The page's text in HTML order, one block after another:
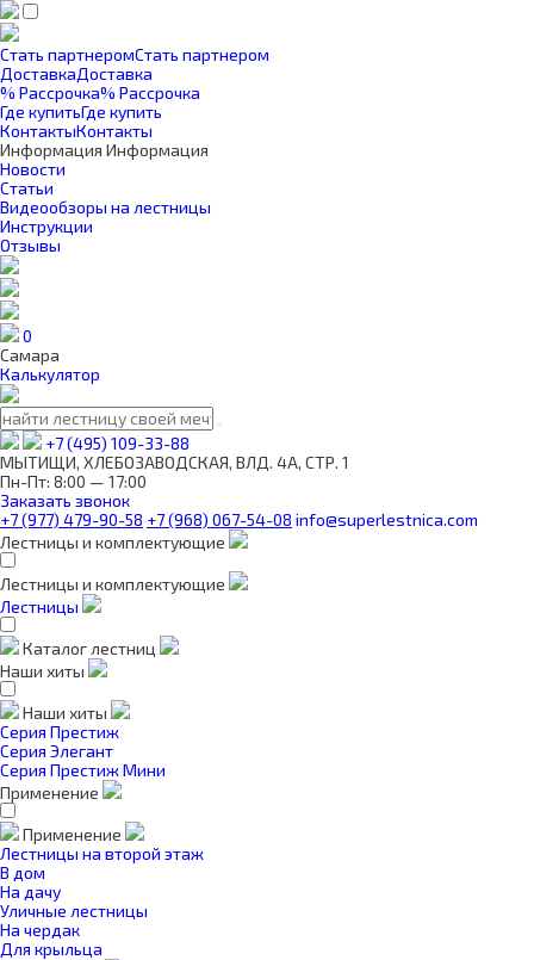
Стать партнеромСтать партнером
ДоставкаДоставка
% Рассрочка% Рассрочка
Где купитьГде купить
КонтактыКонтакты
Информация Информация
Новости
Статьи
Видеообзоры на лестницы
Инструкции
Отзывы
0
Самара
Калькулятор
+7 (495) 109-33-88
МЫТИЩИ, ХЛЕБОЗАВОДСКАЯ, ВЛД. 4А, СТР. 1
Пн-Пт: 8:00 — 17:00
Заказать звонок
+7 (977) 479-90-58 +7 (968) 067-54-08 info@superlestnica.com
Лестницы и комплектующие
Лестницы и комплектующие
Лестницы
Каталог лестниц
Наши хиты
Наши хиты
Серия Престиж
Серия Элегант
Серия Престиж Мини
Применение
Применение
Лестницы на второй этаж
В дом
На дачу
Уличные лестницы
На чердак
Для крыльца